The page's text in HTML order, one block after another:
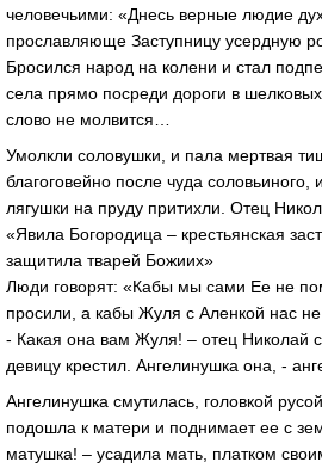
человечьими: «Днесь верные людие
прославляюще Заступницу усердную
Бросился народ на колени и стал
села прямо посреди дороги в
слово не молвится…
Умолкли соловушки, и пала мертвая
благоговейно после чуда
лягушки на пруду притихли. Отец
«Явила Богородица – крестьянская
защитила тварей Божиих»
Люди говорят: «Кабы мы сами Ее не
просили, а кабы Жуля с Аленкой нас
- Какая она вам Жуля! – отец Николай
девицу крестил. Ангелинушка она, -
Ангелинушка смутилась, головкой
подошла к матери и поднимает ее с
матушка! – усадила мать, платком